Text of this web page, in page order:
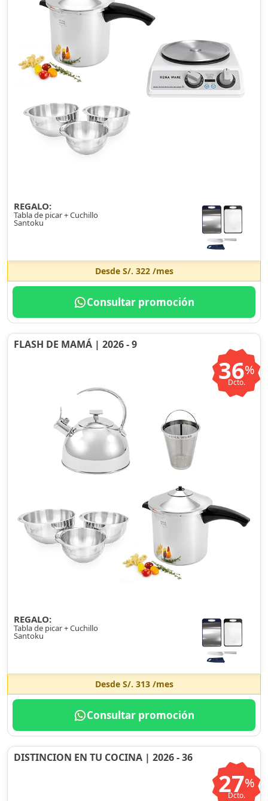
REGALO:
Tabla de picar + Cuchillo
Santoku
Desde S/. 322/mes
Consultar promoción
FLASH DE MAMÁ | 2026 - 9
36%
Dcto.
REGALO:
Tabla de picar + Cuchillo
Santoku
Desde S/. 313/mes
Consultar promoción
DISTINCION EN TU COCINA | 2026 - 36
27%
Dcto.